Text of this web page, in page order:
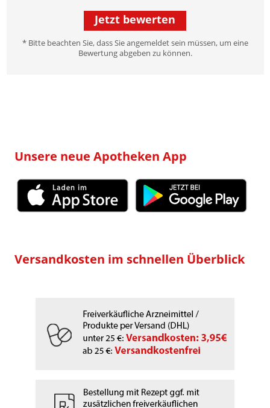
Jetzt bewerten
* Bitte beachten Sie, dass Sie angemeldet sein müssen, um eine
Bewertung abgeben zu können.
Unsere neue Apotheken App
Versandkosten im schnellen Überblick